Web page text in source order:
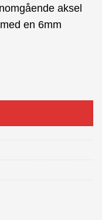
aksel
en 6mm